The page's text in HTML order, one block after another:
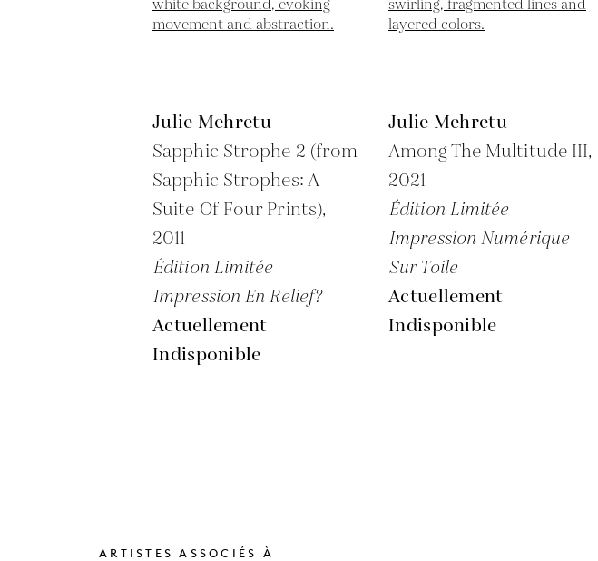
Julie Mehretu
Sapphic Strophe 2 (from
Sapphic Strophes: A
Suite Of Four Prints),
2011
Édition Limitée
Impression En Relief?
Actuellement
Indisponible
Julie Mehretu
Among The Multitude III,
2021
Édition Limitée
Impression Numérique
Sur Toile
Actuellement
Indisponible
ARTISTES ASSOCIÉS À